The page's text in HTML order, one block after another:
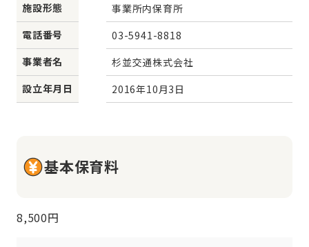
施設形態
事業所内保育所
電話番号
03-5941-8818
事業者名
杉並交通株式会社
設立年月日
2016年10月3日
基本保育料
8,500円